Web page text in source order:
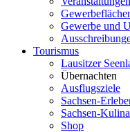
Gewerbe und
Tourismus
Lausitzer
Übernachten
Ausflugsziele
Sachsen-
Sachsen-
Shop